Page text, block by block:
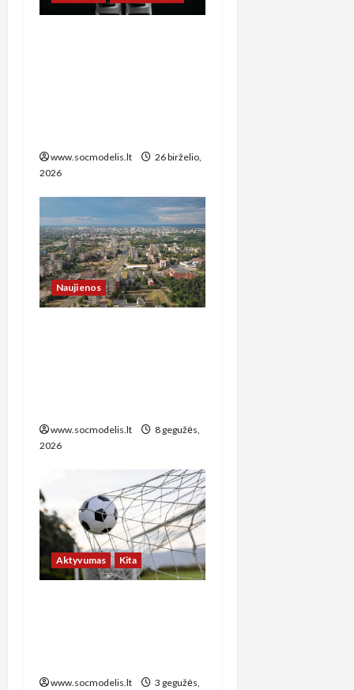
www.socmodelis.lt
26 birželio,
2026
Naujienos
www.socmodelis.lt
8 gegužės,
2026
Aktyvumas Kita
www.socmodelis.lt
3 gegužės,